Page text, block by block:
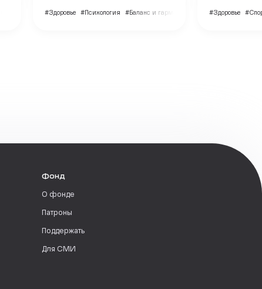
#Здоровье #Психология #Баланс и гармония #Здоровье
Фонд
О фонде
Патроны
Поддержать
Для СМИ